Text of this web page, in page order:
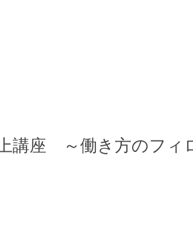
上講座 ～働き方のフ